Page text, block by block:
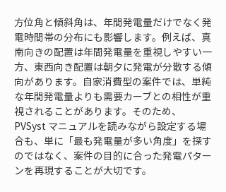
方位角と傾斜角は、年間発電量だけでなく発
電時間帯の分布にも影響します。例えば、真
南向きの配置は年間発電量を重視しやすい一
方、東西向き配置は朝夕に発電が分散する傾
向があります。自家消費型の案件では、単純
な年間発電量よりも需要カーブとの相性が重
視されることがあります。そのため、
PVSyst マニュアルを読みながら設定する場
合も、単に「最も発電量が多い角度」を探す
のではなく、案件の目的に合った発電パター
ンを再現することが大切です。